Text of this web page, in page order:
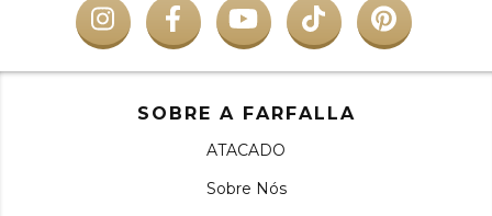
SOBRE A FARFALLA
ATACADO
Sobre Nós